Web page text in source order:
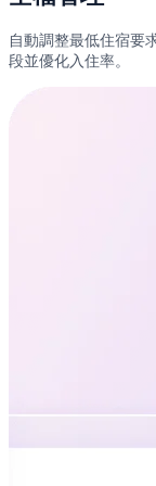
自動調整最低住宿要
段並優化入住率。